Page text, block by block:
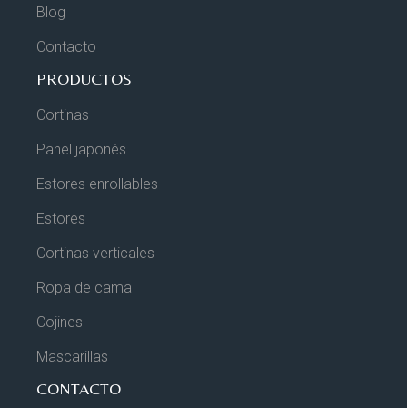
Blog
Contacto
PRODUCTOS
Cortinas
Panel japonés
Estores enrollables
Estores
Cortinas verticales
Ropa de cama
Cojines
Mascarillas
CONTACTO